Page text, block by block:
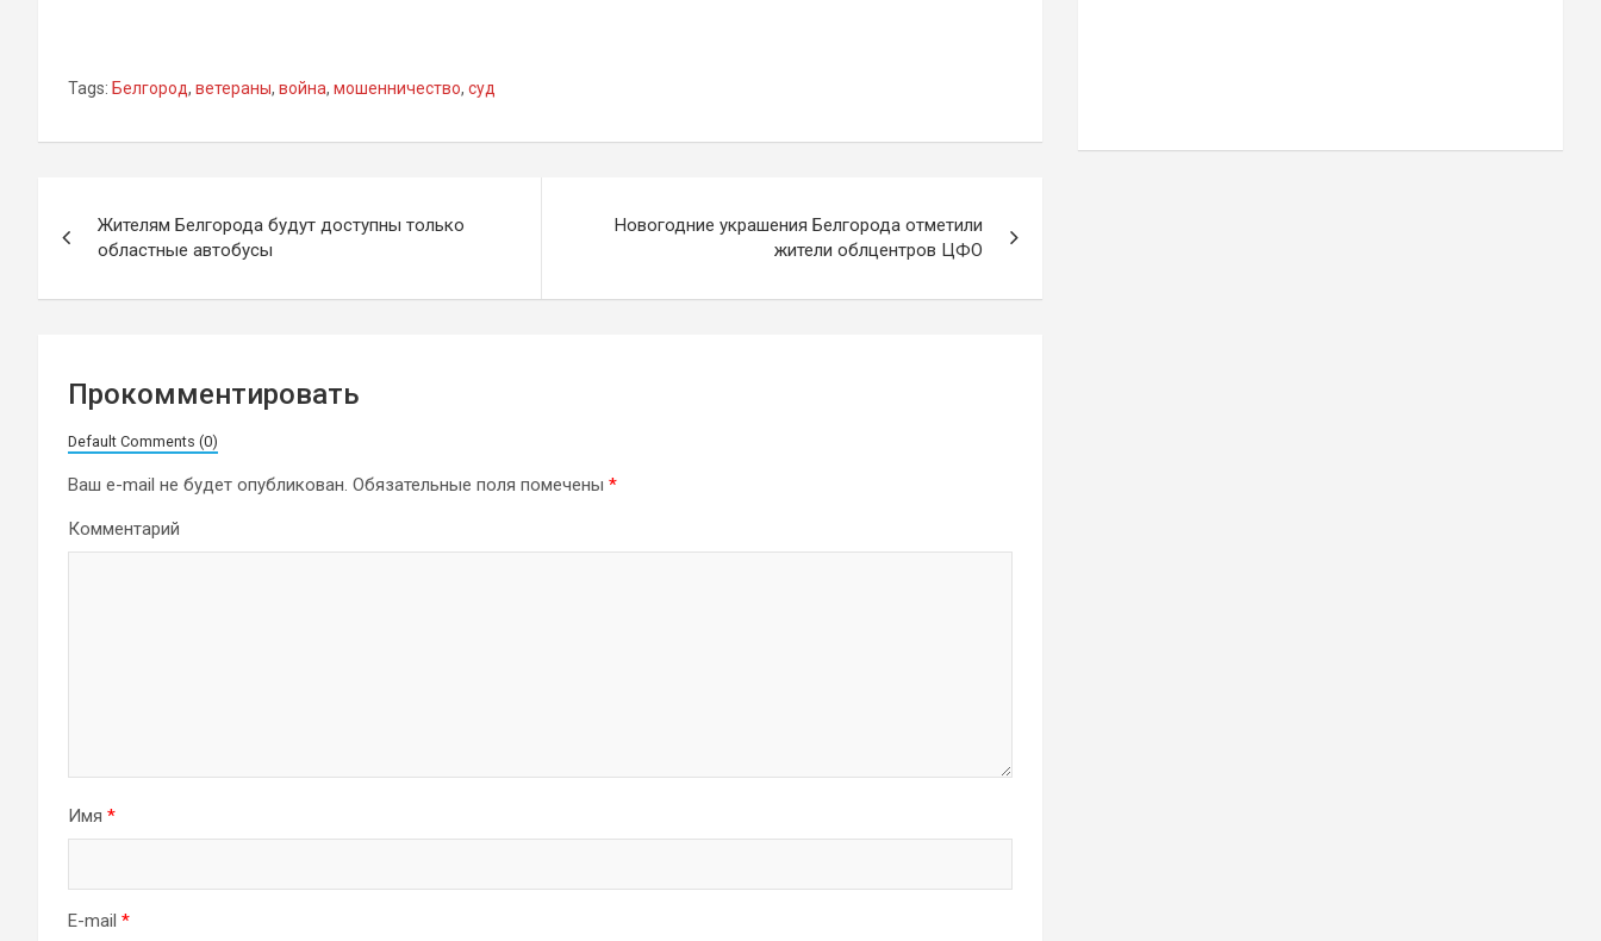
Tags: Белгород, ветераны, война, мошенничество, суд
по
записям
Жителям Белгорода будут доступны только
областные автобусы
Новогодние украшения Белгорода отметили
жители облцентров ЦФО
Прокомментировать
Default Comments (0)
Ваш e-mail не будет опубликован. Обязательные поля помечены *
Комментарий
Имя *
E-mail *